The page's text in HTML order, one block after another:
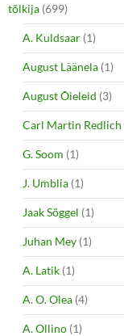
tõlkija (699)
A. Kuldsaar (1)
August Läänela (1)
August Õieleid (3)
Carl Martin Redlich
G. Soom (1)
J. Umblia (1)
Jaak Sõggel (1)
Juhan Mey (1)
A. Latik (1)
A. O. Olea (4)
A. Ollino (1)